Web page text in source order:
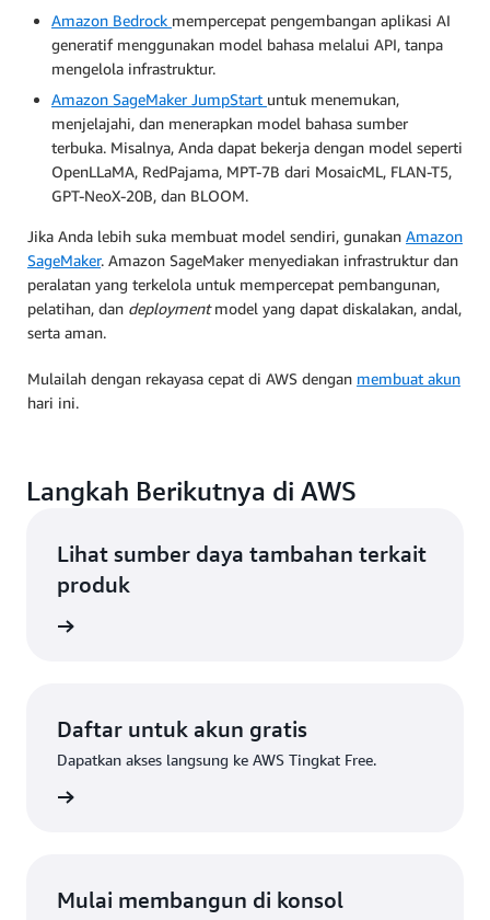
Amazon Bedrock mempercepat pengembangan aplikasi AI
generatif menggunakan model bahasa melalui API, tanpa
mengelola infrastruktur.
Amazon SageMaker JumpStart untuk menemukan,
menjelajahi, dan menerapkan model bahasa sumber
terbuka. Misalnya, Anda dapat bekerja dengan model seperti
OpenLLaMA, RedPajama, MPT-7B dari MosaicML, FLAN-T5,
GPT-NeoX-20B, dan BLOOM.
Jika Anda lebih suka membuat model sendiri, gunakan Amazon
SageMaker. Amazon SageMaker menyediakan infrastruktur dan
peralatan yang terkelola untuk mempercepat pembangunan,
pelatihan, dan deploymentmodel yang dapat diskalakan, andal,
serta aman.
Mulailah dengan rekayasa cepat di AWS dengan membuat akun
hari ini.
Langkah Berikutnya di AWS
Lihat sumber daya tambahan terkait
produk
Daftar untuk akun gratis
Dapatkan akses langsung ke AWS Tingkat Free.
Mulai membangun di konsol